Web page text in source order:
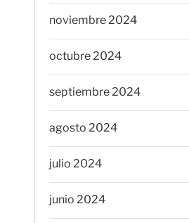
noviembre 2024
octubre 2024
septiembre 2024
agosto 2024
julio 2024
junio 2024